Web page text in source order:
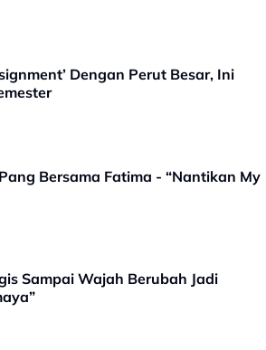
Dengan Perut Besar, Ini
Bersama Fatima - “Nantikan My
Sampai Wajah Berubah Jadi